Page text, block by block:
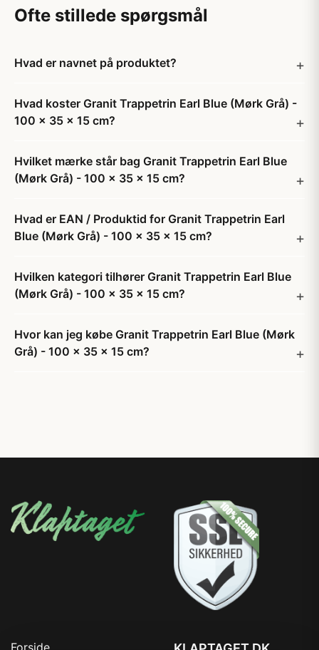
Ofte stillede spørgsmål
Hvad er navnet på produktet?
Hvad koster Granit Trappetrin Earl Blue (Mørk Grå) -
100 x 35 x 15 cm?
Hvilket mærke står bag Granit Trappetrin Earl Blue
(Mørk Grå) - 100 x 35 x 15 cm?
Hvad er EAN / Produktid for Granit Trappetrin Earl
Blue (Mørk Grå) - 100 x 35 x 15 cm?
Hvilken kategori tilhører Granit Trappetrin Earl Blue
(Mørk Grå) - 100 x 35 x 15 cm?
Hvor kan jeg købe Granit Trappetrin Earl Blue (Mørk
Grå) - 100 x 35 x 15 cm?